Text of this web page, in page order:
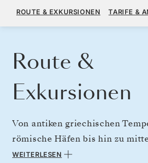
11.900 $
ROUTE & EXKURSIONEN TARIFE &
Route &
Exkursionen
Von antiken griechischen
römische Häfen bis hin zu
Zitadellen. Beginnen Sie in
WEITERLESEN